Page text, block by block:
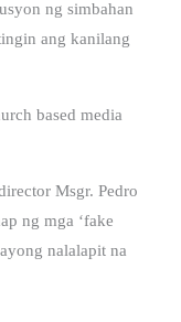
ng simbahan
ang kanilang
based media
Msgr. Pedro
ng mga ‘fake
nalalapit na